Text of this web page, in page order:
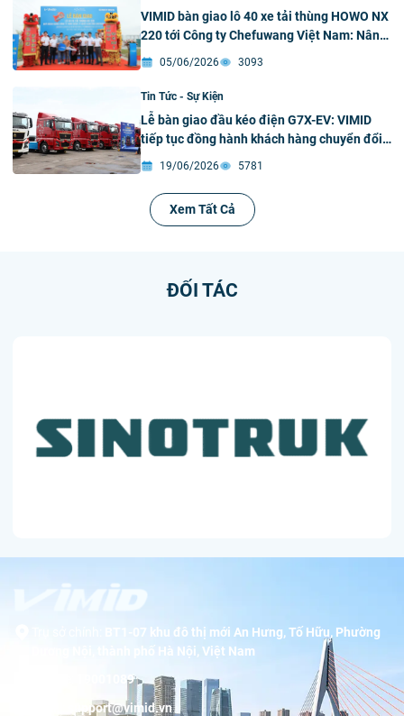
VIMID bàn giao lô 40 xe tải thùng HOWO NX
220 tới Công ty Chefuwang Việt Nam: Nâng
tầm chuỗi cung ứng xuyên biên giới
05/06/2026 3093
Tin Tức - Sự Kiện
Lễ bàn giao đầu kéo điện G7X-EV: VIMID
tiếp tục đồng hành khách hàng chuyển đổi
xanh toàn diện
19/06/2026 5781
Xem Tất Cả
ĐỐI TÁC
BT1-07 khu đô thị mới An Hưng, Tố Hữu, Phường
Dương Nội, thành phố Hà Nội, Việt Nam
19001089
support@vimid.vn